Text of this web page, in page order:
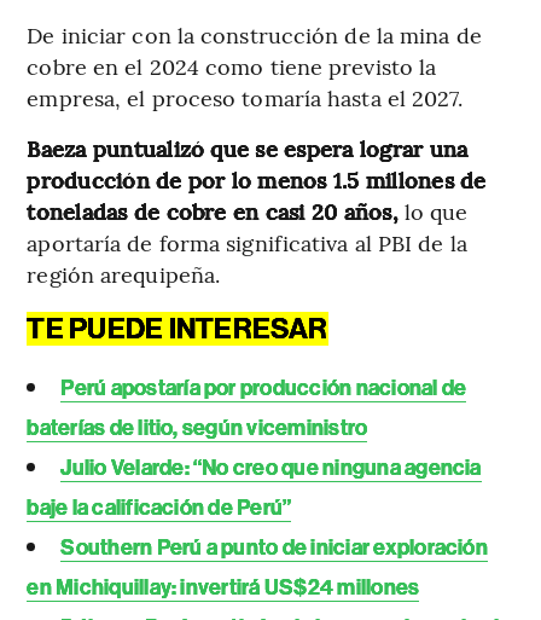
De iniciar con la construcción de la mina de
cobre en el 2024 como tiene previsto la
empresa, el proceso tomaría hasta el 2027.
Baeza puntualizó que se espera lograr una
producción de por lo menos 1.5 millones de
toneladas de cobre en casi 20 años,lo que
aportaría de forma significativa al PBI de la
región arequipeña.
TE PUEDE INTERESAR
Perú apostaría por producción nacional de
baterías de litio, según viceministro
Julio Velarde: “No creo que ninguna agencia
baje la calificación de Perú”
Southern Perú a punto de iniciar exploración
en Michiquillay: invertirá US$24 millones